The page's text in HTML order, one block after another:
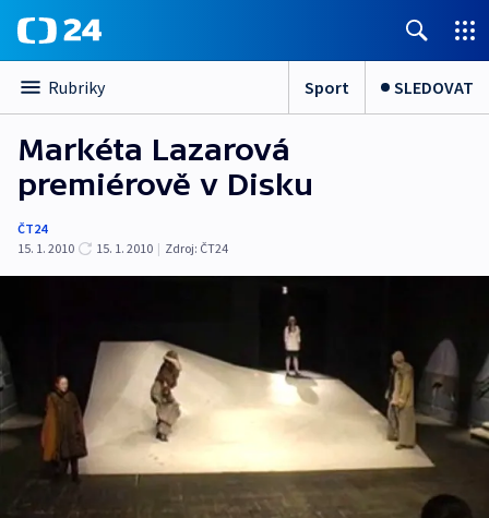
Rubriky Sport SLEDOVAT
Markéta Lazarová
premiérově v Disku
ČT24
15. 1. 2010
15. 1. 2010 | Zdroj: ČT24